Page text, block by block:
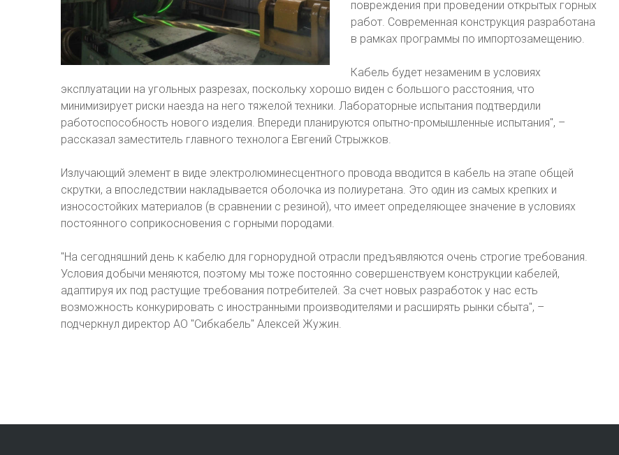
повреждения при проведении открытых горных
работ. Современная конструкция разработана
в рамках программы по импортозамещению.
Кабель будет незаменим в условиях
эксплуатации на угольных разрезах, поскольку хорошо виден с большого расстояния, что
минимизирует риски наезда на него тяжелой техники. Лабораторные испытания подтвердили
работоспособность нового изделия. Впереди планируются опытно-промышленные испытания", –
рассказал заместитель главного технолога Евгений Стрыжков.
Излучающий элемент в виде электролюминесцентного провода вводится в кабель на этапе общей
скрутки, а впоследствии накладывается оболочка из полиуретана. Это один из самых крепких и
износостойких материалов (в сравнении с резиной), что имеет определяющее значение в условиях
постоянного соприкосновения с горными породами.
"На сегодняшний день к кабелю для горнорудной отрасли предъявляются очень строгие требования.
Условия добычи меняются, поэтому мы тоже постоянно совершенствуем конструкции кабелей,
адаптируя их под растущие требования потребителей. За счет новых разработок у нас есть
возможность конкурировать с иностранными производителями и расширять рынки сбыта", –
подчеркнул директор АО "Сибкабель" Алексей Жужин.